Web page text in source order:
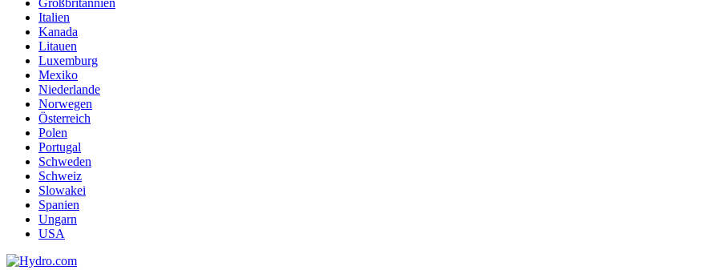
Großbritannien
Italien
Kanada
Litauen
Luxemburg
Mexiko
Niederlande
Norwegen
Österreich
Polen
Portugal
Schweden
Schweiz
Slowakei
Spanien
Ungarn
USA